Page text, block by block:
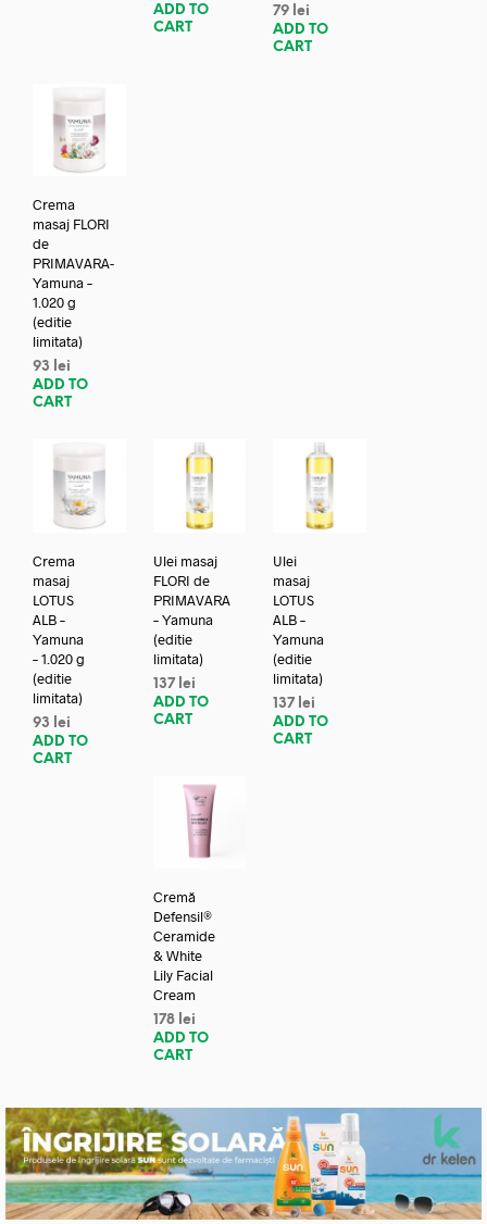
ADD TO
CART
79 lei
ADD TO
CART
Crema
masaj FLORI
de
PRIMAVARA-
Yamuna –
1.020 g
(editie
limitata)
93
lei
ADD TO
CART
Crema
masaj
LOTUS
ALB –
Yamuna
– 1.020 g
(editie
limitata)
93
lei
ADD TO
CART
Ulei masaj
FLORI de
PRIMAVARA
– Yamuna
(editie
limitata)
137 lei
ADD TO
CART
Ulei
masaj
LOTUS
ALB –
Yamuna
(editie
limitata)
137 lei
ADD TO
CART
Cremă
Defensil®
Ceramide
& White
Lily Facial
Cream
178 lei
ADD TO
CART